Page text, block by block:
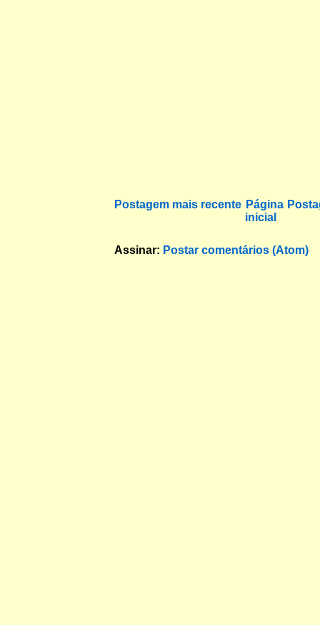
Postagem mais recente Página
inicial
Assinar: Postar comentários (Atom)